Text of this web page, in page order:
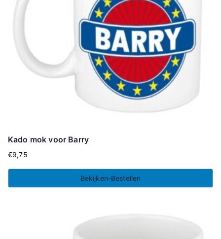
Kado mok voor Barry
€9,75
Bekijken-Bestellen